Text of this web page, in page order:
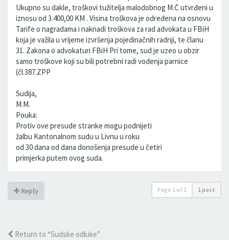
Ukupno su dakle, troškovi tužitelja malodobnog M.Č utvrđeni u
iznosu od 3.400,00 KM . Visina troškova je određena na osnovu
Tarife o nagradama i naknadi troškova za rad advokata u FBiH
koja je važila u vrijeme izvršenja pojedinačnih radnji, te članu
31. Zakona o advokaturi FBiH Pri tome, sud je uzeo u obzir
samo troškove koji su bili potrebni radi vođenja parnice
(čl.387.ZPP
Sudija,
M.M.
Pouka:
Protiv ove presude stranke mogu podnijeti
žalbu Kantonalnom sudu u Livnu u roku
od 30 dana od dana donošenja presude u četiri
primjerka putem ovog suda.
Reply Page 1 of 1 1 post
Return to “Sudske odluke”